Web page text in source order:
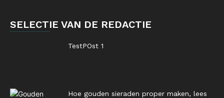
SELECTIE VAN DE REDACTIE
TestPOst 1
Hoe gouden sieraden proper maken, lees